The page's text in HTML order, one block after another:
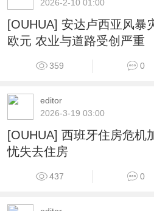
2026-2-10 01:00
[OUHUA] 安达卢西亚风暴
欧元 农业与道路受创严重
359 0
editor
2026-3-19 03:00
[OUHUA] 西班牙住房危机
忧失去住房
437 0